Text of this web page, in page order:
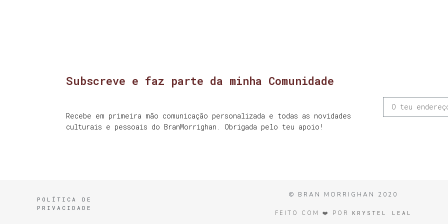
Subscreve e faz parte da minha Comunidade
Recebe em primeira mão comunicação personalizada e todas as novidades
culturais e pessoais do BranMorrighan. Obrigada pelo teu apoio!
POLÍTICA DE
PRIVACIDADE
© BRAN MORRIGHAN 2020
FEITO COM ❤️ POR KRYSTEL LEAL